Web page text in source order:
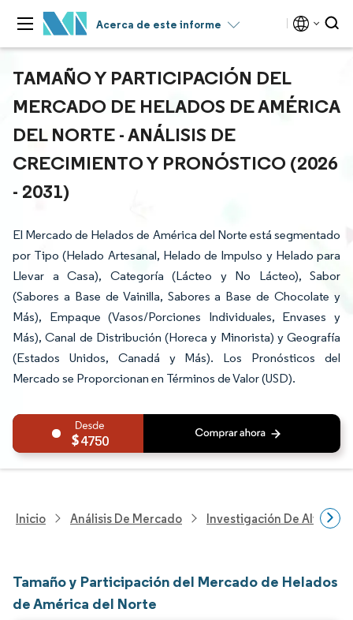
Acerca de este informe
TAMAÑO Y PARTICIPACIÓN DEL
MERCADO DE HELADOS DE AMÉRICA
DEL NORTE - ANÁLISIS DE
CRECIMIENTO Y PRONÓSTICO (2026
- 2031)
El Mercado de Helados de América del Norte está segmentado
por Tipo (Helado Artesanal, Helado de Impulso y Helado para
Llevar a Casa), Categoría (Lácteo y No Lácteo), Sabor
(Sabores a Base de Vainilla, Sabores a Base de Chocolate y
Más), Empaque (Vasos/Porciones Individuales, Envases y
Más), Canal de Distribución (Horeca y Minorista) y Geografía
(Estados Unidos, Canadá y Más). Los Pronósticos del
Mercado se Proporcionan en Términos de Valor (USD).
4750
Inicio Análisis De Mercado Investigación De
Tamaño y Participación del Mercado de Helados
de América del Norte